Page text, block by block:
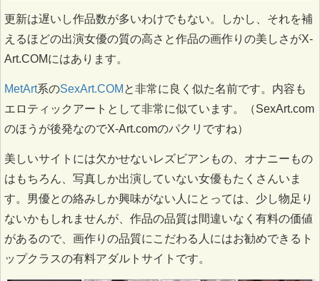
更新は遅いし作品数が多いわけでもない。しかし、それを補
えるほどの出演女優の質の高さと作品の画作りの美しさがX-
Art.COMにはあります。
MetArt系のSexArt.COM と非常に良く似た名前です。内容も
エロティックアートとして非常に似ています。（SexArt.com
のほうが後発なのでX-Art.comのパクリですね）
美しいサイトには欠かせないレズビアンもの、オナニーもの
はもちろん、写真しか出演していない女優もたくさんいま
す。男優との絡みしか興味がない人にとっては、少し物足り
ないかもしれませんが、作品の品質は間違いなく有料の価値
があるので、画作りの品質にこだわる人にはお勧めできるト
ップクラスの有料アダルトサイトです。